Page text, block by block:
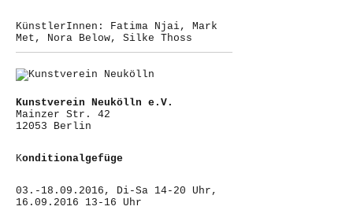
KünstlerInnen: Fatima Njai, Mark
Met, Nora Below, Silke Thoss
Kunstverein Neukölln e.V.
Mainzer Str. 42
12053 Berlin
Konditionalgefüge
03.-18.09.2016, Di-Sa 14-20 Uhr,
16.09.2016 13-16 Uhr